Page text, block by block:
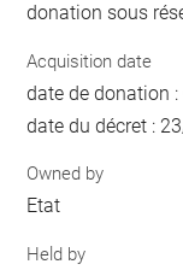
donation sous
Acquisition date
date de donation
date du décret :
Owned by
Etat
Held by